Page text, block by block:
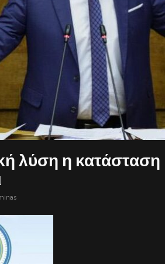
λύση η κατάσταση